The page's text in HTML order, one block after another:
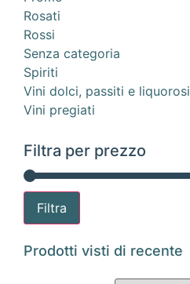
Rosati
Rossi
Senza categoria
Spiriti
Vini dolci, passiti e liquorosi
Vini pregiati
Filtra per prezzo
Filtra
Prodotti visti di recente